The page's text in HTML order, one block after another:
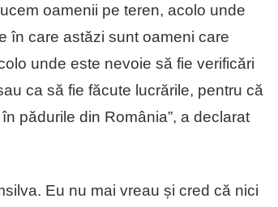
oamenii pe teren, acolo unde
în care astăzi sunt oameni care
unde este nevoie să fie verificări
ca să fie făcute lucrările, pentru că
pădurile din România”, a declarat
Eu nu mai vreau și cred că nici